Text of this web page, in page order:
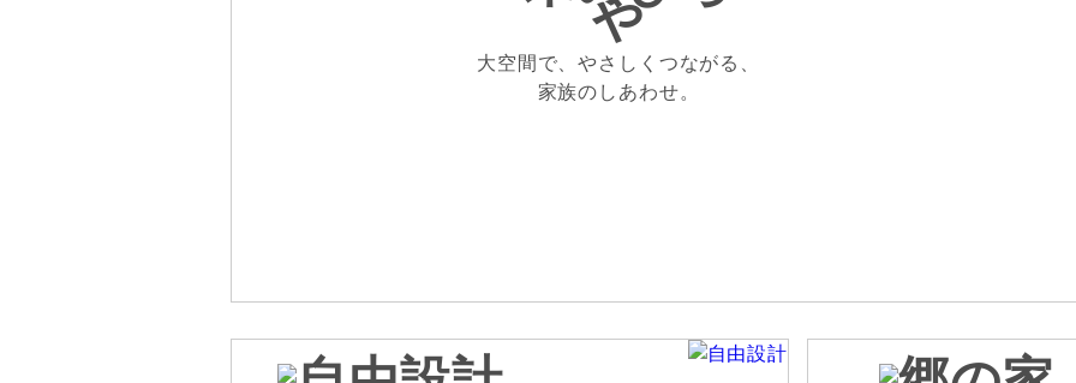
大空間で、やさしくつながる、
家族のしあわせ。